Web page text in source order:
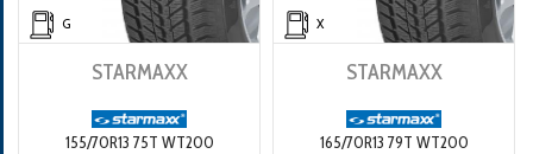
G
STARMAXX
155/70R13 75T WT200
X
STARMAXX
165/70R13 79T WT200